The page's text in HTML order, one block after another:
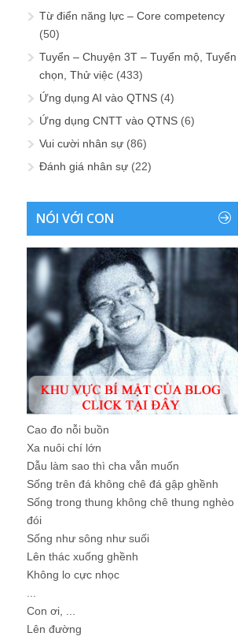
Từ điển năng lực – Core competency
(50)
Tuyển – Chuyện 3T – Tuyển mộ, Tuyển
chọn, Thử việc (433)
Ứng dụng AI vào QTNS (4)
Ứng dụng CNTT vào QTNS (6)
Vui cười nhân sự (86)
Đánh giá nhân sự (22)
NÓI VỚI CON
Cao đo nỗi buồn
Xa nuôi chí lớn
Dẫu làm sao thì cha vẫn muốn
Sống trên đá không chê đá gập ghềnh
Sống trong thung không chê thung nghèo
đói
Sống như sông như suối
Lên thác xuống ghềnh
Không lo cực nhọc
Con ơi, ...
Lên đường